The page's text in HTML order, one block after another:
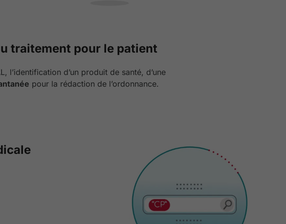
traitement pour le patient
l’identification d’un produit de santé, d’une
pour la rédaction de l’ordonnance.